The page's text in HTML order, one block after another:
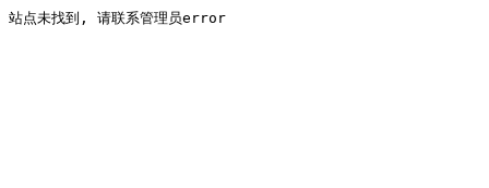
站点未找到, 请联系管理员error